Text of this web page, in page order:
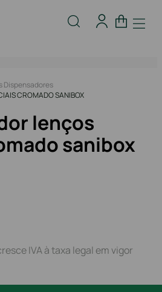
Dispensadores
CROMADO SANIBOX
lenços
sanibox
IVA à taxa legal em vigor